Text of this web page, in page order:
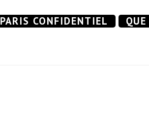
PARIS CONFIDENTIEL